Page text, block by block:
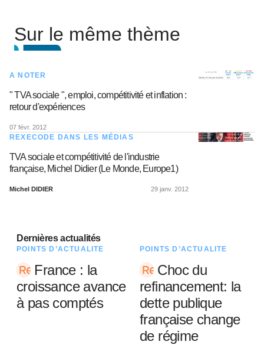
Sur le même thème
A NOTER
" TVA sociale ", emploi, compétitivité et inflation :
retour d'expériences
07 févr. 2012
REXECODE DANS LES MÉDIAS
TVA sociale et compétitivité de l'industrie
française, Michel Didier (Le Monde, Europe1)
Michel DIDIER 29 janv. 2012
Dernières actualités
POINTS D’ACTUALITÉ
France : la
croissance avance
à pas comptés
POINTS D’ACTUALITÉ
Choc du
refinancement: la
dette publique
française change
de régime